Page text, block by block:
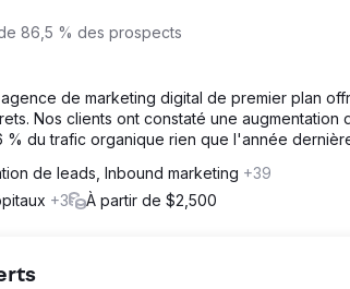
86,5 % des prospects
de marketing digital de premier plan
Nos clients ont constaté une augmentation
du trafic organique rien que l'année
de leads, Inbound marketing +39
+3 À partir de $2,500